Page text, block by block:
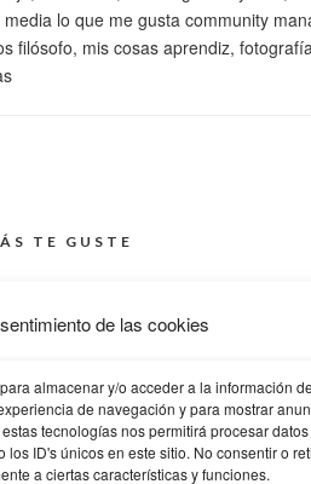
de las cookies
almacenar y/o acceder a la información
de navegación y para mostrar
tecnologías nos permitirá procesar datos
ID's únicos en este sitio. No consentir o
a ciertas características y funciones.
lo que me gusta community
filósofo, mis cosas aprendiz,
TE GUSTE
11 — IA TIP